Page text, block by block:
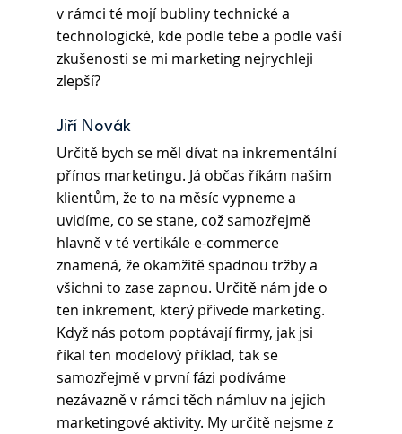
v rámci té mojí bubliny technické a
technologické, kde podle tebe a podle vaší
zkušenosti se mi marketing nejrychleji
zlepší?
Jiří Novák
Určitě bych se měl dívat na inkrementální
přínos marketingu. Já občas říkám našim
klientům, že to na měsíc vypneme a
uvidíme, co se stane, což samozřejmě
hlavně v té vertikále e-commerce
znamená, že okamžitě spadnou tržby a
všichni to zase zapnou. Určitě nám jde o
ten inkrement, který přivede marketing.
Když nás potom poptávají firmy, jak jsi
říkal ten modelový příklad, tak se
samozřejmě v první fázi podíváme
nezávazně v rámci těch námluv na jejich
marketingové aktivity. My určitě nejsme z